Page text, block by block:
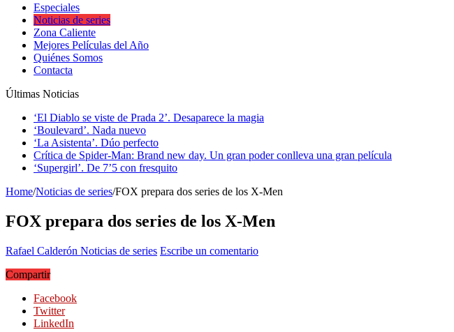
Especiales
Noticias de series
Zona Caliente
Mejores Películas del Año
Quiénes Somos
Contacta
Últimas Noticias
‘El Diablo se viste de Prada 2’. Desaparece la magia
‘Boulevard’. Nada nuevo
‘La Asistenta’. Dúo perfecto
Crítica de Spider-Man: Brand new day. Un gran poder conlleva una gran película
‘Supergirl’. De 7’5 con fresquito
Home/Noticias de series/FOX prepara dos series de los X-Men
FOX prepara dos series de los X-Men
Rafael Calderón Noticias de series Escribe un comentario
Compartir
Facebook
Twitter
LinkedIn